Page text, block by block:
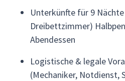
Unterkünfte für 9
Dreibettzimmer)
Abendessen
Logistische & legale
(Mechaniker, Notdienst,